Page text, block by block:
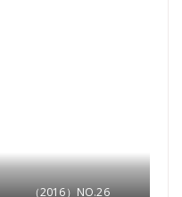
（2016）NO.26